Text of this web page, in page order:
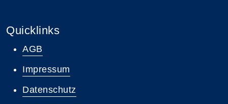
Quicklinks
AGB
Impressum
Datenschutz